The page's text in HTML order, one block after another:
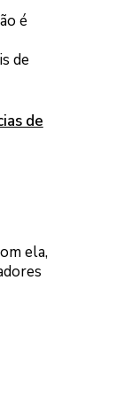
é
de
de
ela,